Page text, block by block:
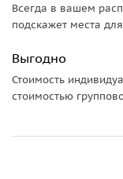
Саксонской
Всегда в вашем
подскажет места
Выгодно
Стоимость
стоимостью